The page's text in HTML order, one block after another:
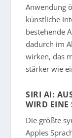
Anwendung
künstliche
bestehende
dadurch im
wirken, das
stärker wie
SIRI AI:
WIRD EINE
Die größte
Apples